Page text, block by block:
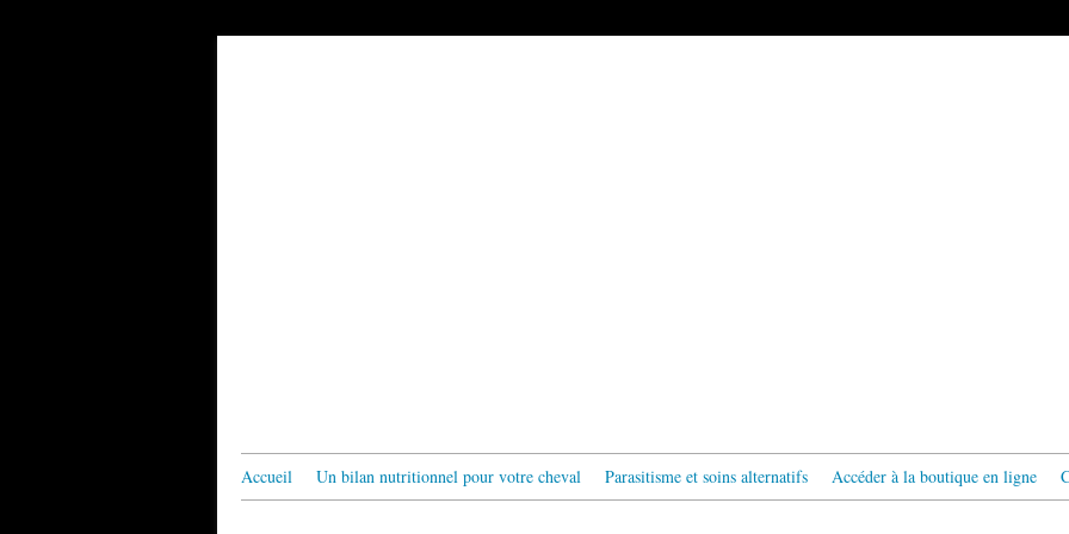
Accueil Un bilan nutritionnel pour votre cheval Parasitisme et soins alternatifs Accéder à la boutique en ligne